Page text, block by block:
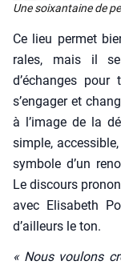
Une soixan­taine de
Ce lieu per­met
rales, mais il
d’échanges
s’engager et
à l’image de la
simple,
sym­bole d’un
Le dis­cours
avec Eli­sa­beth
d’ailleurs le ton.
« Nous vou­lons